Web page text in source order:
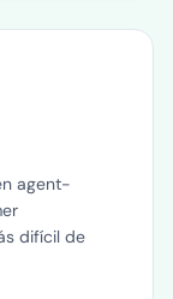
agent-
difícil de